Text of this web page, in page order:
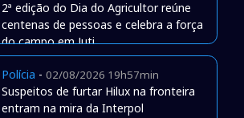
2ª edição do Dia do Agricultor reúne
centenas de pessoas e celebra a força
do campo em Juti
Polícia - 02/08/2026 19h57min
Suspeitos de furtar Hilux na fronteira
entram na mira da Interpol